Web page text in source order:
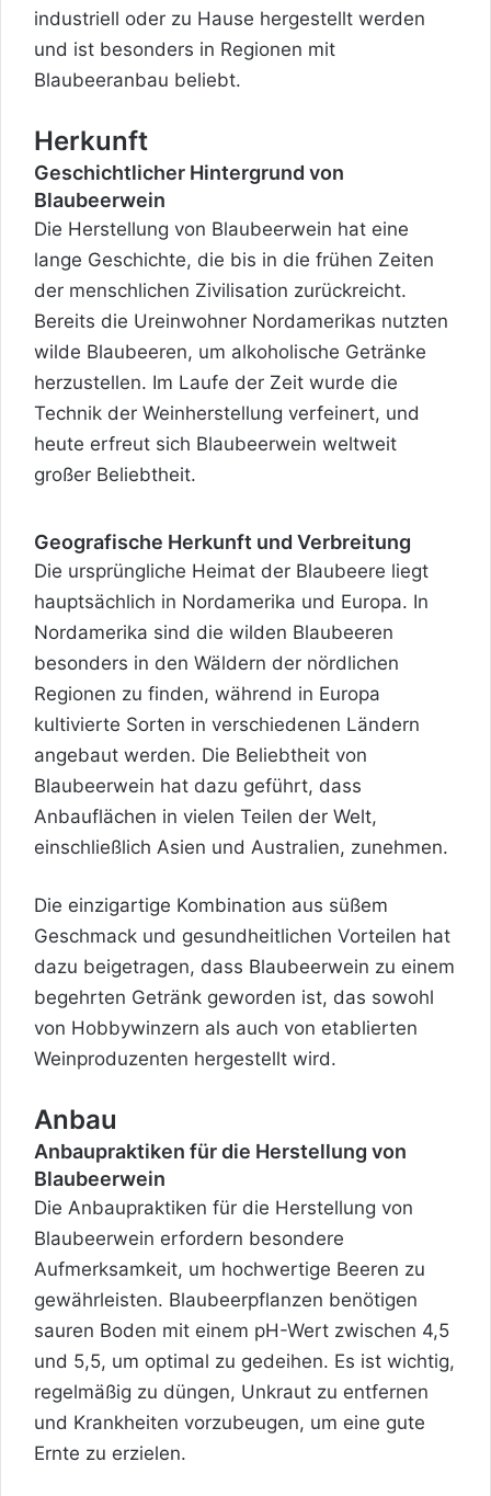
industriell oder zu Hause hergestellt werden
und ist besonders in Regionen mit
Blaubeeranbau beliebt.
Herkunft
Geschichtlicher Hintergrund von
Blaubeerwein
Die Herstellung von Blaubeerwein hat eine
lange Geschichte, die bis in die frühen Zeiten
der menschlichen Zivilisation zurückreicht.
Bereits die Ureinwohner Nordamerikas nutzten
wilde Blaubeeren, um alkoholische Getränke
herzustellen. Im Laufe der Zeit wurde die
Technik der Weinherstellung verfeinert, und
heute erfreut sich Blaubeerwein weltweit
großer Beliebtheit.
Geografische Herkunft und Verbreitung
Die ursprüngliche Heimat der Blaubeere liegt
hauptsächlich in Nordamerika und Europa. In
Nordamerika sind die wilden Blaubeeren
besonders in den Wäldern der nördlichen
Regionen zu finden, während in Europa
kultivierte Sorten in verschiedenen Ländern
angebaut werden. Die Beliebtheit von
Blaubeerwein hat dazu geführt, dass
Anbauflächen in vielen Teilen der Welt,
einschließlich Asien und Australien, zunehmen.
Die einzigartige Kombination aus süßem
Geschmack und gesundheitlichen Vorteilen hat
dazu beigetragen, dass Blaubeerwein zu einem
begehrten Getränk geworden ist, das sowohl
von Hobbywinzern als auch von etablierten
Weinproduzenten hergestellt wird.
Anbau
Anbaupraktiken für die Herstellung von
Blaubeerwein
Die Anbaupraktiken für die Herstellung von
Blaubeerwein erfordern besondere
Aufmerksamkeit, um hochwertige Beeren zu
gewährleisten. Blaubeerpflanzen benötigen
sauren Boden mit einem pH-Wert zwischen 4,5
und 5,5, um optimal zu gedeihen. Es ist wichtig,
regelmäßig zu düngen, Unkraut zu entfernen
und Krankheiten vorzubeugen, um eine gute
Ernte zu erzielen.